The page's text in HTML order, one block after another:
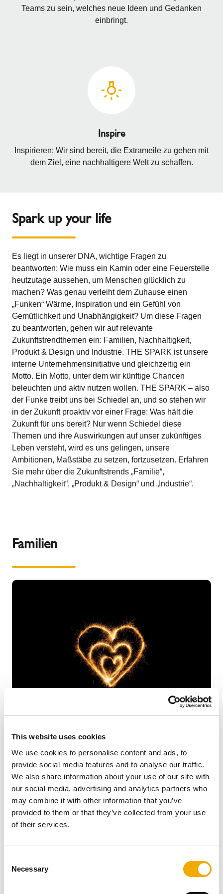
This website uses cookies
We use cookies to personalise content and ads, to
provide social media features and to analyse our traffic.
We also share information about your use of our site with
our social media, advertising and analytics partners who
may combine it with other information that you’ve
provided to them or that they’ve collected from your use
of their services.
Necessary
Teams zu sein, welches neue Ideen und Gedanken
einbringt.
Inspire
Inspirieren: Wir sind bereit, die Extrameile zu gehen mit
dem Ziel, eine nachhaltigere Welt zu schaffen.
Spark up your life
Es liegt in unserer DNA, wichtige Fragen zu
beantworten: Wie muss ein Kamin oder eine Feuerstelle
heutzutage aussehen, um Menschen glücklich zu
machen? Was genau verleiht dem Zuhause einen
„Funken“ Wärme, Inspiration und ein Gefühl von
Gemütlichkeit und Unabhängigkeit? Um diese Fragen
zu beantworten, gehen wir auf relevante
Zukunftstrendthemen ein: Familien, Nachhaltigkeit,
Produkt & Design und Industrie. THE SPARK ist unsere
interne Unternehmensinitiative und gleichzeitig ein
Motto. Ein Motto, unter dem wir künftige Chancen
beleuchten und aktiv nutzen wollen. THE SPARK – also
der Funke treibt uns bei Schiedel an, und so stehen wir
in der Zukunft proaktiv vor einer Frage: Was hält die
Zukunft für uns bereit? Nur wenn Schiedel diese
Themen und ihre Auswirkungen auf unser zukünftiges
Leben versteht, wird es uns gelingen, unsere
Ambitionen, Maßstäbe zu setzen, fortzusetzen. Erfahren
Sie mehr über die Zukunftstrends „Familie“,
„Nachhaltigkeit“, „Produkt & Design“ und „Industrie“.
Familien
Mehr Zeit zu Hause zu verbringen, wird für viele
Menschen zu einem immer wünschenswerteren Ziel.
Dank Online-Shopping und Home Office gibt es weitere
Gründe, ein schönes Zuhause zu schaffen. Zu Hause
streben Familien nach maximalem Komfort – was zu
hohen Ansprüchen an Ästhetik, Funktionalität und nicht
zuletzt Komfort führt. Darüber hinaus ist die nahtlose
platzsparenden, gemütlichen Häusern für heutige und